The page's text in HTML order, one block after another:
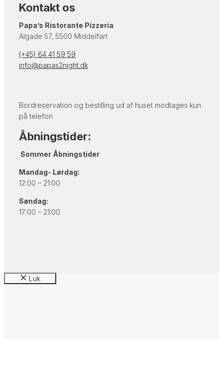
Kontakt os
Papa’s Ristorante Pizzeria
Algade 57, 5500 Middelfart
(+45) 64 41 59 59
info@papas2night.dk
Bordreservation og bestilling ud af huset modtages kun
på telefon
Åbningstider:
Sommer Åbningstider
Mandag- Lørdag:
12:00 – 21:00
Søndag:
17:00 – 21:00
Luk